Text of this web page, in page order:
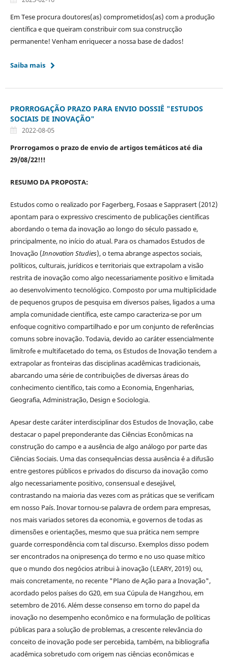
Em Tese procura doutores(as) comprometidos(as) com a produção
científica e que queiram constribuir com sua construcção
permanente! Venham enriquecer a nossa base de dados!
Saiba mais
PRORROGAÇÃO PRAZO PARA ENVIO DOSSIÊ "ESTUDOS
SOCIAIS DE INOVAÇÃO"
2022-08-05
Prorrogamos o prazo de envio de artigos temáticos até dia
29/08/22!!!
RESUMO DA PROPOSTA:
Estudos como o realizado por Fagerberg, Fosaas e Sapprasert (2012)
apontam para o expressivo crescimento de publicações científicas
abordando o tema da inovação ao longo do século passado e,
principalmente, no início do atual. Para os chamados Estudos de
Inovação (Innovation Studies), o tema abrange aspectos sociais,
políticos, culturais, jurídicos e territoriais que extrapolam a visão
restrita de inovação como algo necessariamente positivo e limitada
ao desenvolvimento tecnológico. Composto por uma multiplicidade
de pequenos grupos de pesquisa em diversos países, ligados a uma
ampla comunidade científica, este campo caracteriza-se por um
enfoque cognitivo compartilhado e por um conjunto de referências
comuns sobre inovação. Todavia, devido ao caráter essencialmente
limítrofe e multifacetado do tema, os Estudos de Inovação tendem a
extrapolar as fronteiras das disciplinas acadêmicas tradicionais,
abarcando uma série de contribuições de diversas áreas do
conhecimento científico, tais como a Economia, Engenharias,
Geografia, Administração, Design e Sociologia.
Apesar deste caráter interdisciplinar dos Estudos de Inovação, cabe
destacar o papel preponderante das Ciências Econômicas na
construção do campo e a ausência de algo análogo por parte das
Ciências Sociais. Uma das consequências dessa ausência é a difusão
entre gestores públicos e privados do discurso da inovação como
algo necessariamente positivo, consensual e desejável,
contrastando na maioria das vezes com as práticas que se verificam
em nosso País. Inovar tornou-se palavra de ordem para empresas,
nos mais variados setores da economia, e governos de todas as
dimensões e orientações, mesmo que sua prática nem sempre
guarde correspondência com tal discurso. Exemplos disso podem
ser encontrados na onipresença do termo e no uso quase mítico
que o mundo dos negócios atribui à inovação (LEARY, 2019) ou,
mais concretamente, no recente "Plano de Ação para a Inovação",
acordado pelos países do G20, em sua Cúpula de Hangzhou, em
setembro de 2016. Além desse consenso em torno do papel da
inovação no desempenho econômico e na formulação de políticas
públicas para a solução de problemas, a crescente relevância do
conceito de inovação pode ser percebida, também, na bibliografia
acadêmica sobretudo com origem nas ciências econômicas e